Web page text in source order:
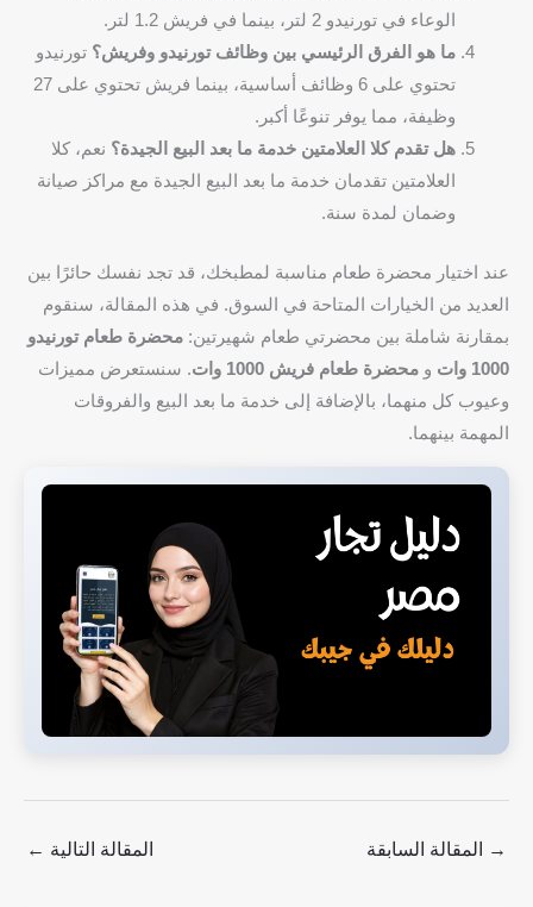
الوعاء في تورنيدو 2 لتر، بينما في فريش 1.2 لتر.
ما هو الفرق الرئيسي بين وظائف تورنيدو وفريش؟ تورنيدو
تحتوي على 6 وظائف أساسية، بينما فريش تحتوي على 27
وظيفة، مما يوفر تنوعًا أكبر.
هل تقدم كلا العلامتين خدمة ما بعد البيع الجيدة؟ نعم، كلا
العلامتين تقدمان خدمة ما بعد البيع الجيدة مع مراكز صيانة
وضمان لمدة سنة.
عند اختيار محضرة طعام مناسبة لمطبخك، قد تجد نفسك حائرًا بين
العديد من الخيارات المتاحة في السوق. في هذه المقالة، سنقوم
بمقارنة شاملة بين محضرتي طعام شهيرتين: محضرة طعام تورنيدو
1000 وات
و محضرة طعام فريش 1000 وات
. سنستعرض مميزات
وعيوب كل منهما، بالإضافة إلى خدمة ما بعد البيع والفروقات
المهمة بينهما.
→ المقالة السابقة المقالة التالية ←